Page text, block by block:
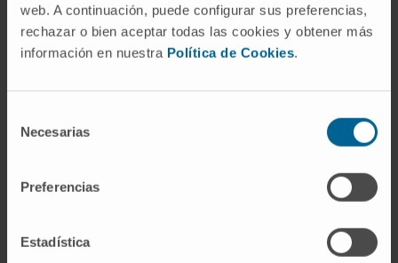
web. A continuación, puede configurar sus preferencias,
rechazar o bien aceptar todas las cookies y obtener más
información en nuestra Política de Cookies.
Necesarias
Preferencias
Estadística
Desarrollo de vacunas terapéuticas frente a diferentes
tipos de cáncer, enfermedades infecciosas y otras